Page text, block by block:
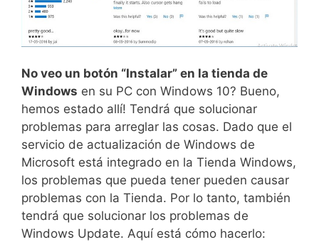
No veo un botón “Instalar” en la tienda de
Windows en su PC con Windows 10? Bueno,
hemos estado allí! Tendrá que solucionar
problemas para arreglar las cosas. Dado que el
servicio de actualización de Windows de
Microsoft está integrado en la Tienda Windows,
los problemas que pueda tener pueden causar
problemas con la Tienda. Por lo tanto, también
tendrá que solucionar los problemas de
Windows Update. Aquí está cómo hacerlo: